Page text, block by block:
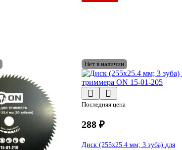
Нет в наличии
Последняя цена
288 ₽
Диск (255х25.4 мм; 3 зуба) для